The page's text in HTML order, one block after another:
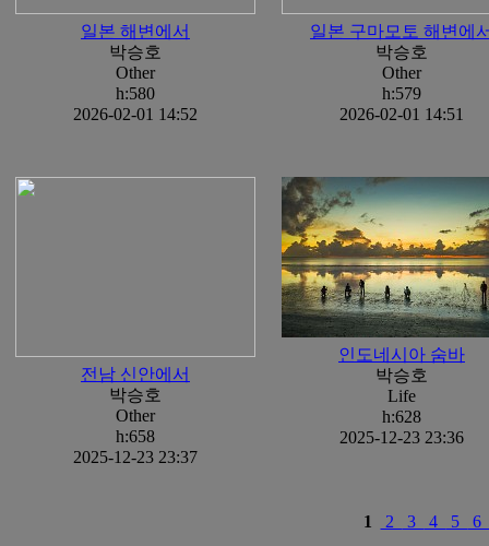
일본 해변에서
박승호
Other
h:580
2026-02-01 14:52
일본 구마모토 해변에
박승호
Other
h:579
2026-02-01 14:51
전남 신안에서
박승호
Other
h:658
2025-12-23 23:37
인도네시아 숨바
박승호
Life
h:628
2025-12-23 23:36
1 2 3 4 5 6